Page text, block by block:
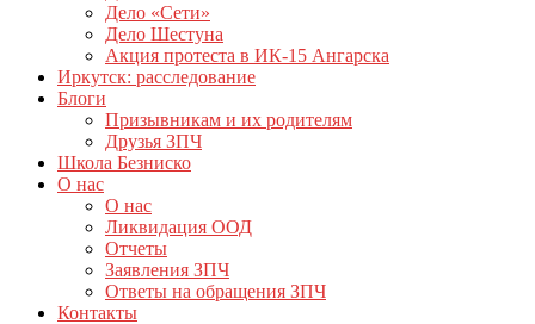
Дело «Сети»
Дело Шестуна
Акция протеста в ИК-15 Ангарска
Иркутск: расследование
Блоги
Призывникам и их родителям
Друзья ЗПЧ
Школа Безниско
О нас
О нас
Ликвидация ООД
Отчеты
Заявления ЗПЧ
Ответы на обращения ЗПЧ
Контакты